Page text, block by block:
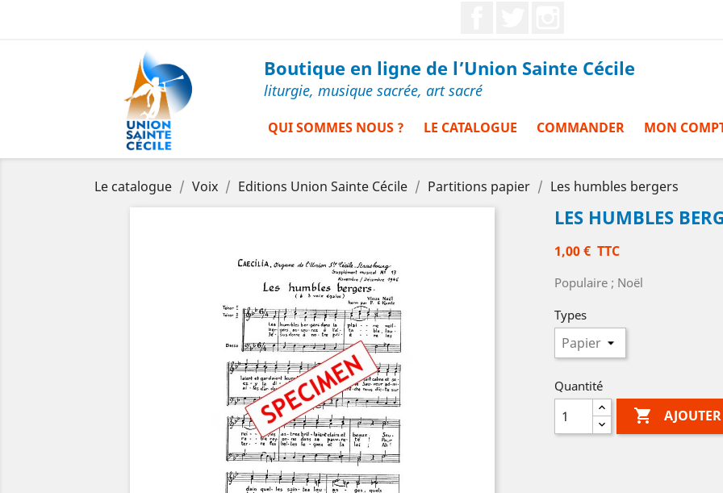
Boutique en ligne de l’Union Sainte Cécile
liturgie, musique sacrée, art sacré
QUI SOMMES NOUS ? LE CATALOGUE COMMANDER MON
Le catalogue Voix Editions Union Sainte Cécile Partitions papier Les humbles bergers
LES HUMBLES
1,00 € TTC
Populaire ; Noël
Types
Quantité
